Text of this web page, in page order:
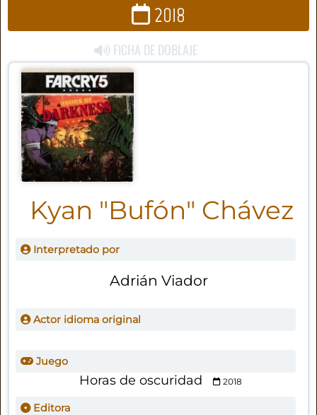
2018
FICHA DE DOBLAJE
Kyan "Bufón" Chávez
Interpretado por
Adrián Viador
Actor idioma original
Juego
Horas de oscuridad 2018
Editora